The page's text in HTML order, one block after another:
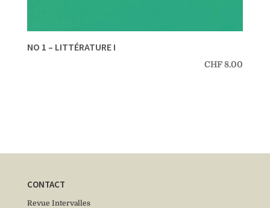
NO 1 – LITTÉRATURE I
CHF8.00
CONTACT
Revue Intervalles